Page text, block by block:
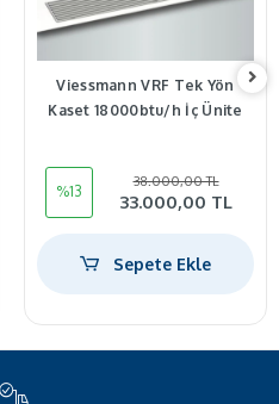
Viessmann VRF Tek Yön
Kaset 18000btu/h İç Ünite
%13
38.000,00 TL
33.000,00 TL
Sepete Ekle